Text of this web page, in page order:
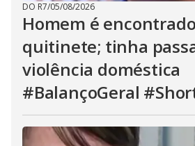
DO R7/05/08/2026
Homem é
quitinete; tinha
violência doméstica
#BalançoGeral